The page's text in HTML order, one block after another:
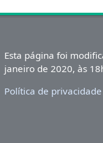
Esta página foi
janeiro de 2020, às
Política de privacidade